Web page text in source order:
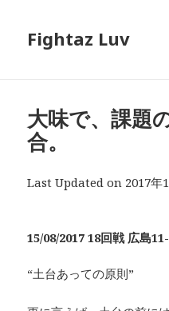
Fightaz Luv
大味で、課題
合。
Last Updated on 2017年
15/08/2017 18回戦 広島
“土台あっての原則”